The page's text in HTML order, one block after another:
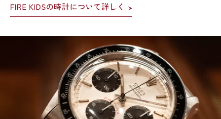
FIRE KIDSの時計について詳しく